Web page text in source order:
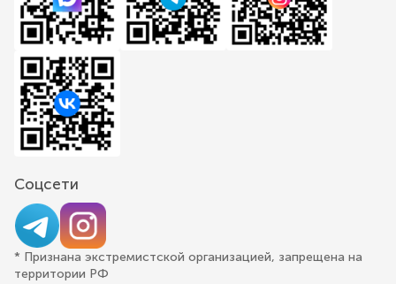
Соцсети
* Признана экстремистской организацией, запрещена на
территории РФ